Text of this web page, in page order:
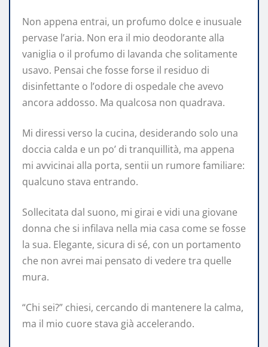
Non appena entrai, un profumo dolce e inusuale
pervase l’aria. Non era il mio deodorante alla
vaniglia o il profumo di lavanda che solitamente
usavo. Pensai che fosse forse il residuo di
disinfettante o l’odore di ospedale che avevo
ancora addosso. Ma qualcosa non quadrava.
Mi diressi verso la cucina, desiderando solo una
doccia calda e un po’ di tranquillità, ma appena
mi avvicinai alla porta, sentii un rumore familiare:
qualcuno stava entrando.
Sollecitata dal suono, mi girai e vidi una giovane
donna che si infilava nella mia casa come se fosse
la sua. Elegante, sicura di sé, con un portamento
che non avrei mai pensato di vedere tra quelle
mura.
“Chi sei?” chiesi, cercando di mantenere la calma,
ma il mio cuore stava già accelerando.